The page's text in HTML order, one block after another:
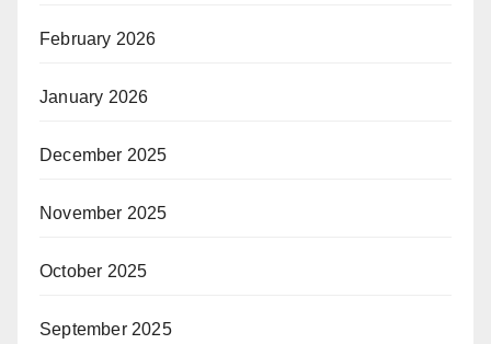
February 2026
January 2026
December 2025
November 2025
October 2025
September 2025